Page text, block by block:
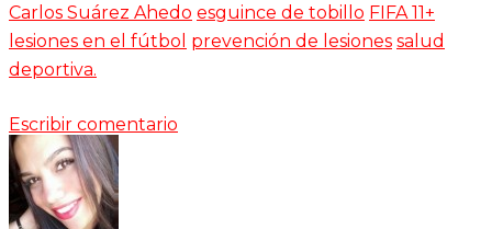
Carlos Suárez Ahedo esguince de tobillo FIFA 11+
lesiones en el fútbol prevención de lesiones salud
deportiva.
Escribir comentario